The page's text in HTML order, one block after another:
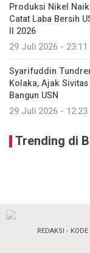
Produksi Nikel
Catat Laba Bersih
II 2026
29 Juli 2026 - 23:11
Syarifuddin
Kolaka, Ajak
Bangun USN
29 Juli 2026 - 12:23
Trending di
REDAKSI